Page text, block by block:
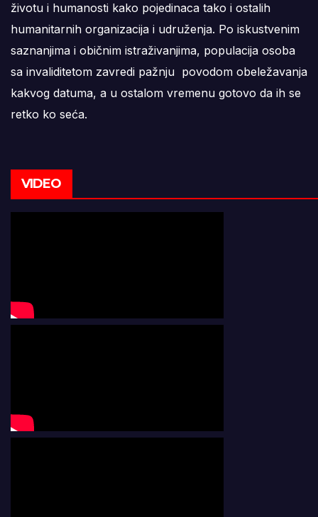
životu i humanosti kako pojedinaca tako i ostalih
humanitarnih organizacija i udruženja. Po iskustvenim
saznanjima i običnim istraživanjima, populacija osoba
sa invaliditetom zavredi pažnju povodom obeležavanja
kakvog datuma, a u ostalom vremenu gotovo da ih se
retko ko seća.
VIDEO